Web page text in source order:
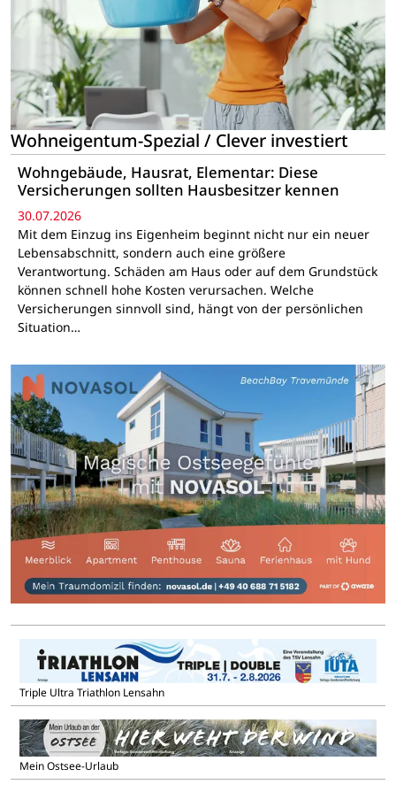
Wohneigentum-Spezial / Clever investiert
Wohngebäude, Hausrat, Elementar: Diese
Versicherungen sollten Hausbesitzer kennen
30.07.2026
Mit dem Einzug ins Eigenheim beginnt nicht nur ein neuer
Lebensabschnitt, sondern auch eine größere
Verantwortung. Schäden am Haus oder auf dem Grundstück
können schnell hohe Kosten verursachen. Welche
Versicherungen sinnvoll sind, hängt von der persönlichen
Situation…
Triple Ultra Triathlon Lensahn
Mein Ostsee-Urlaub